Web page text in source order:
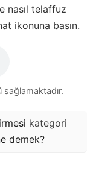
nasıl telaffuz
ikonuna basın.
sağlamaktadır.
kategori
demek?